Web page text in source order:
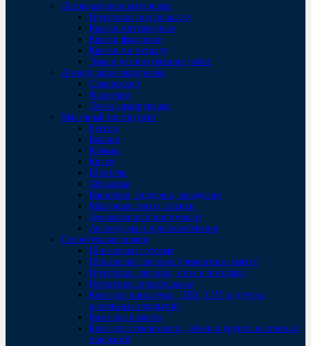
Лакокрасочные материалы
Грунтовки под покраску
Краски интерьерные
Краски фасадные
Краски по металлу
Эмали для внутренних работ
Армирующие материалы
Стеклохолст
Флизелин
Лента армирующая
Малярный инструмент
Бугели
Валики
Кельмы
Кисти
Шпатели
Абразивы
Ванночки, поддоны, вкладыши
Малярные ленты, пленки
Декоративный инструмент
Аксессуары и приспособления
Строительная химия
Шпаклевки готовые
Шпаклевки для пола (ремонтные смеси)
Грунтовки для пола, стен и потолков
Герметики строительные
Клеи для линолеума, ПВХ, LVT и других
напольных покрытий
Клеи для паркета
Клеи для стеклохолста, обоев и других настенных
покрытий